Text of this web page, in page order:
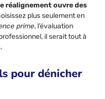
réalignement ouvre des
plus seulement en
prime, l’évaluation
il serait tout à
pour dénicher